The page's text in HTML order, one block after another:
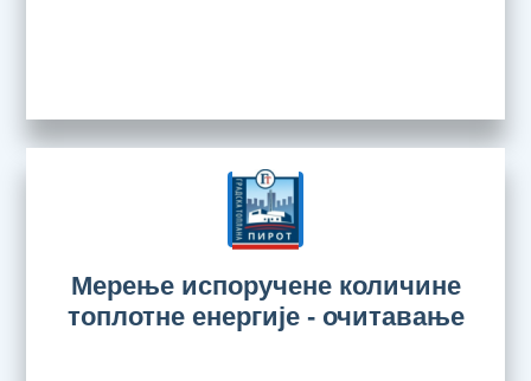
Мерење испоручене количине
топлотне енергије - очитавање